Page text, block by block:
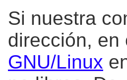
Si nuestra
dirección, en
GNU/Linux